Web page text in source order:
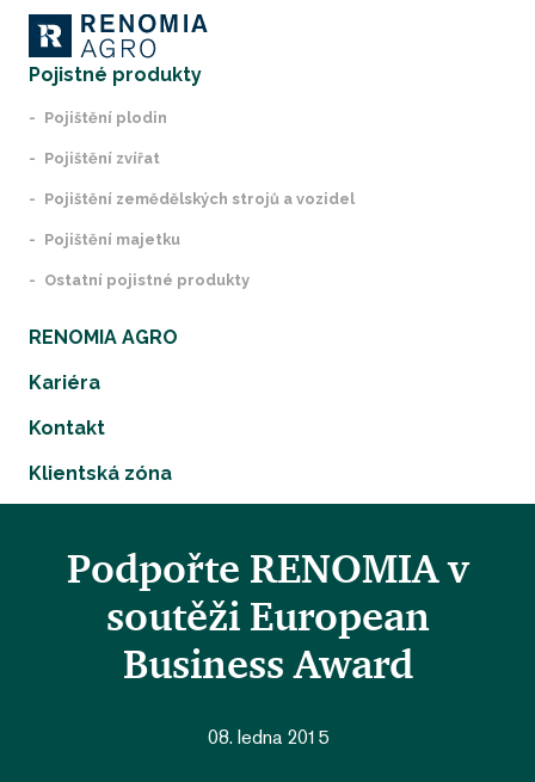
Pojistné produkty
Pojištění plodin
Pojištění zvířat
Pojištění zemědělských strojů a vozidel
Pojištění majetku
Ostatní pojistné produkty
RENOMIA AGRO
Kariéra
Kontakt
Klientská zóna
Podpořte RENOMIA v
soutěži European
Business Award
08. ledna 2015